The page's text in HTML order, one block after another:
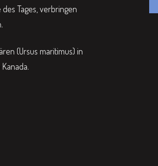
Tages, verbringen
(Ursus maritimus) in